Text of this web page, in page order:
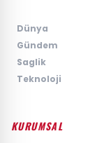
Dünya
Gündem
Saglik
Teknoloji
KURUMSAL